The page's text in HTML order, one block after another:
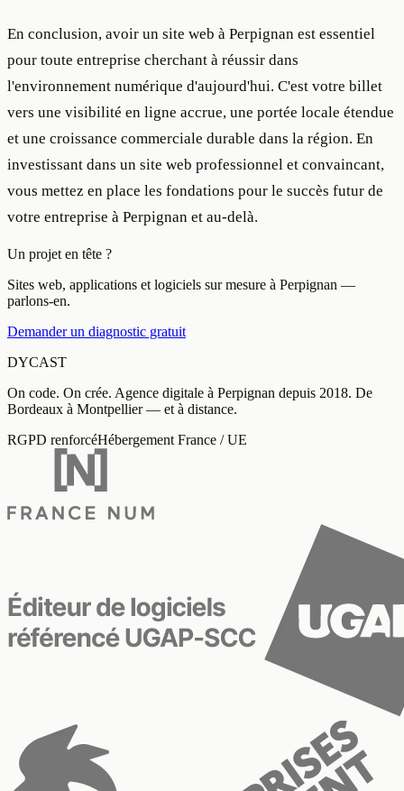
En conclusion, avoir un site web à Perpignan est essentiel
pour toute entreprise cherchant à réussir dans
l'environnement numérique d'aujourd'hui. C'est votre billet
vers une visibilité en ligne accrue, une portée locale étendue
et une croissance commerciale durable dans la région. En
investissant dans un site web professionnel et convaincant,
vous mettez en place les fondations pour le succès futur de
votre entreprise à Perpignan et au-delà.
Un projet en tête ?
Sites web, applications et logiciels sur mesure à Perpignan —
parlons-en.
Demander un diagnostic gratuit
DYCAST
On code. On crée. Agence digitale à Perpignan depuis 2018. De
Bordeaux à Montpellier — et à distance.
RGPD renforcéHébergement France / UE